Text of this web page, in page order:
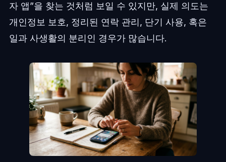
자 앱”을 찾는 것처럼 보일 수 있지만, 실제 의도는
개인정보 보호, 정리된 연락 관리, 단기 사용, 혹은
일과 사생활의 분리인 경우가 많습니다.